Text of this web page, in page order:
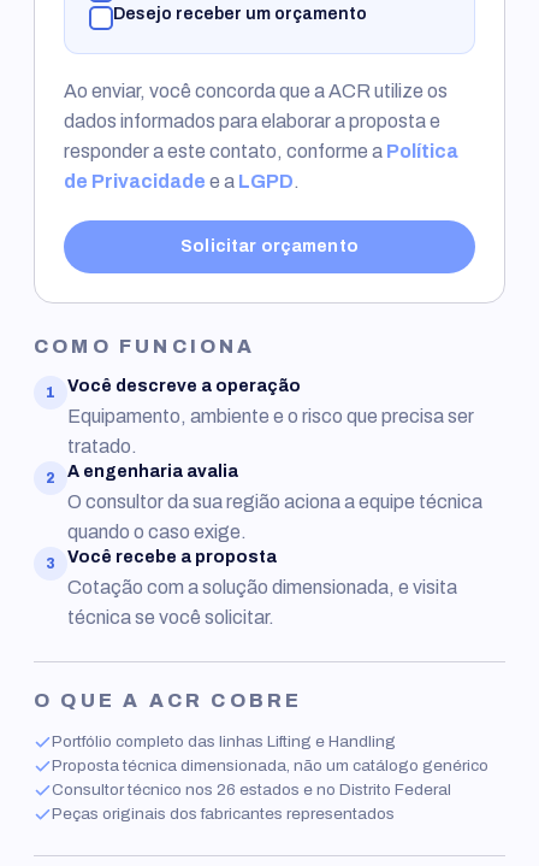
Desejo receber um orçamento
Ao enviar, você concorda que a ACR utilize os
dados informados para elaborar a proposta e
responder a este contato, conforme a Política
de Privacidade e a LGPD.
Solicitar orçamento
COMO FUNCIONA
1 Você descreve a operação
Equipamento, ambiente e o risco que precisa ser
tratado.
2 A engenharia avalia
O consultor da sua região aciona a equipe técnica
quando o caso exige.
3 Você recebe a proposta
Cotação com a solução dimensionada, e visita
técnica se você solicitar.
O QUE A ACR COBRE
Portfólio completo das linhas Lifting e Handling
Proposta técnica dimensionada, não um catálogo genérico
Consultor técnico nos 26 estados e no Distrito Federal
Peças originais dos fabricantes representados